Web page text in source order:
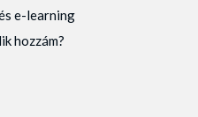
e-learning
hozzám?